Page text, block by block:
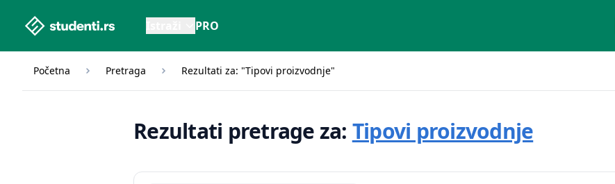
studenti.rs home page PRO
Početna Pretraga Rezultati za: "Tipovi proizvodnje"
Rezultati pretrage za: Tipovi proizvodnje